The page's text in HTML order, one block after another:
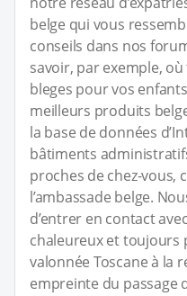
belge qui vous
conseils dans nos
savoir, par exemple,
bleges pour vos
meilleurs produits
la base de données
bâtiments
proches de chez-vous,
l’ambassade belge.
d’entrer en contact
chaleureux et toujours
valonnée Toscane à la
empreinte du passage